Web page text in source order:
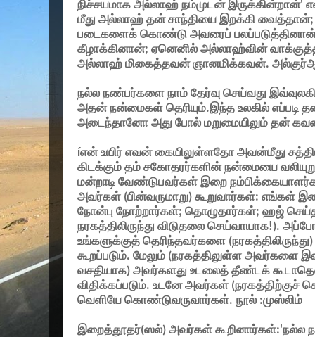
நிச்சயமாக அல்லாஹ் நம்முடன் இருக்கின்றான்'
மீது அல்லாஹ் தன் சாந்தியை இறக்கி வைத்தான்
படைகளைக் கொண்டு அவரைப்
கீழாக்கினான்; ஏனெனில் அல்லாஹ்வின்
அல்லாஹ் மிகைத்தவன் ஞானமிக்கவன்.
நல்ல நண்பர்களை நாம் தேர்வு செய்வது
அதன் நன்மைகள் தெரியும்.இந்த உலகில் எப்படி
அடைந்தானோ அது போல் மறுமையிலும் தன்
íஎன் உயிர் எவன் கையிலுள்ளதோ அவன்மீது
கிடக்கும் தம் சகோதரர்களின் நன்மையை
மன்றாடி வேண்டுபவர்கள் இறை
அவர்கள் (பின்வருமாறு) கூறுவார்கள்: எங்கள்
நோன்பு நோற்றார்கள்; தொழுதார்கள்; ஹஜ்
நரகத்திலிருந்து விடுதலை செய்வாயாக!).
உங்களுக்குத் தெரிந்தவர்களை
கூறப்படும். மேலும் (நரகத்திலுள்ள
வசதியாக) அவர்களது உடலைத் தீண்டக்
விதிக்கப்படும். உடனே அவர்கள் (நரகத்திற்குச்
வெளியே கொண்டுவருவார்கள். நூல் :முஸ்லிம்
இறைத்தூதர்(ஸல்) அவர்கள் கூறினார்கள்:'நல்ல